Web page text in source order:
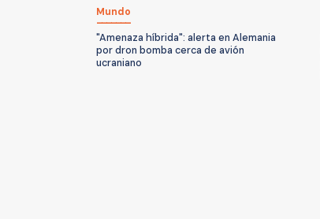
Mundo
"Amenaza híbrida": alerta en Alemania
por dron bomba cerca de avión
ucraniano